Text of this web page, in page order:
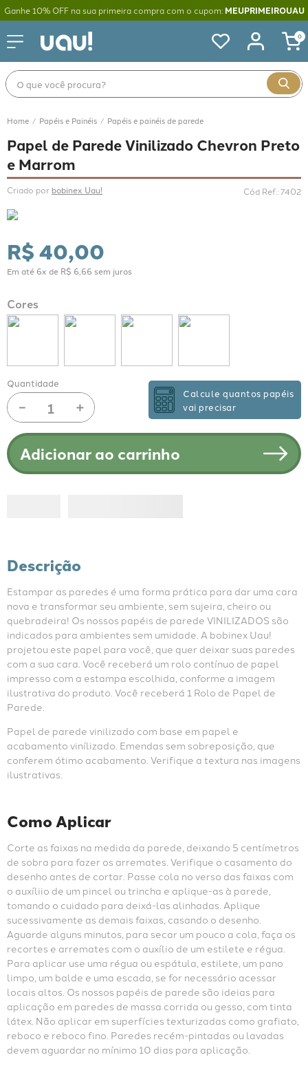
Ganhe 10% OFF na sua primeira compra com o cupom: MEUPRIMEIROUAU
0
O que você procura?
Papéis e Painéis Papéis e painéis de parede
Papel de Parede Vinilizado Chevron Preto
e Marrom
Criado por bobinex Uau! Cód Ref.:7402
R$40,00
Em até 6x de R$ 6 66 sem juros
Cores
Quantidade
＋
－
Calcule quantos papéis
vai precisar
Adicionar ao carrinho
Descrição
Estampar as paredes é uma forma prática para dar uma cara
nova e transformar seu ambiente, sem sujeira, cheiro ou
quebradeira! Os nossos papéis de parede VINILIZADOS são
indicados para ambientes sem umidade. A bobinex Uau!
projetou este papel para você, que quer deixar suas paredes
com a sua cara. Você receberá um rolo contínuo de papel
impresso com a estampa escolhida, conforme a imagem
ilustrativa do produto. Você receberá 1 Rolo de Papel de
Parede.
Papel de parede vinilizado com base em papel e
acabamento vinílizado. Emendas sem sobreposição, que
conferem ótimo acabamento. Verifique a textura nas imagens
ilustrativas.
Como Aplicar
Corte as faixas na medida da parede, deixando 5 centímetros
de sobra para fazer os arremates. Verifique o casamento do
desenho antes de cortar. Passe cola no verso das faixas com
o auxíliio de um pincel ou trincha e aplique-as à parede,
tomando o cuidado para deixá-las alinhadas. Aplique
sucessivamente as demais faixas, casando o desenho.
Aguarde alguns minutos, para secar um pouco a cola, faça os
recortes e arremates com o auxílio de um estilete e régua.
Para aplicar use uma régua ou espátula, estilete, um pano
limpo, um balde e uma escada, se for necessário acessar
locais altos. Os nossos papéis de parede são ideias para
aplicação em paredes de massa corrida ou gesso, com tinta
látex. Não aplicar em superfícies texturizadas como grafiato,
reboco e reboco fino. Paredes recém-pintadas ou lavadas
devem aguardar no mínimo 10 dias para aplicação.